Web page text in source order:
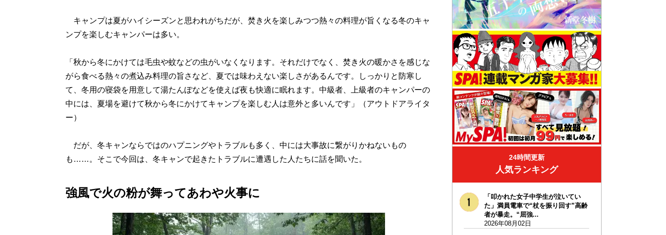
キャンプは夏がハイシーズンと思われがちだが、焚き火を楽しみつつ熱々の料理が旨くなる冬のキャ
ンプを楽しむキャンパーは多い。
「秋から冬にかけては毛虫や蚊などの虫がいなくなります。それだけでなく、焚き火の暖かさを感じな
がら食べる熱々の煮込み料理の旨さなど、夏では味わえない楽しさがあるんです。しっかりと防寒し
て、冬用の寝袋を用意して湯たんぽなどを使えば夜も快適に眠れます。中級者、上級者のキャンパーの
中には、夏場を避けて秋から冬にかけてキャンプを楽しむ人は意外と多いんです」（アウトドアライタ
ー）
だが、冬キャンならではのハプニングやトラブルも多く、中には大事故に繋がりかねないもの
も……。そこで今回は、冬キャンで起きたトラブルに遭遇した人たちに話を聞いた。
強風で火の粉が舞ってあわや火事に
24時間更新
人気ランキング
「叩かれた女子中学生が泣いてい
た」満員電車で“杖を振り回す”高齢
者が暴走。“屈強...
2026年08月02日